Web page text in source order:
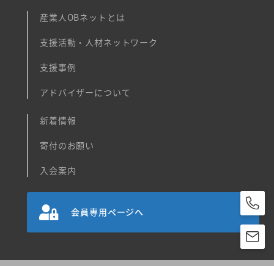
産業人OBネットとは
支援活動・人材ネットワーク
支援事例
アドバイザーについて
新着情報
寄付のお願い
入会案内
会員専用ページへ